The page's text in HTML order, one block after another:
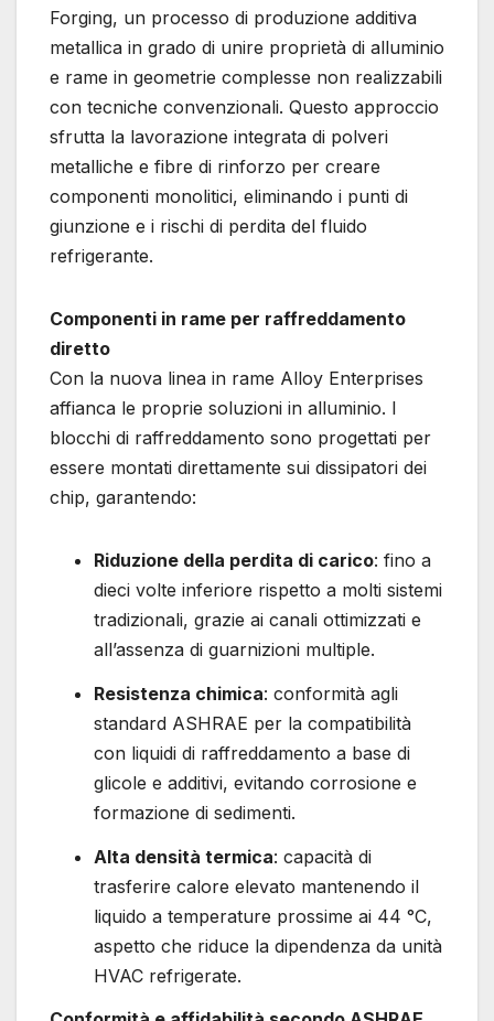
Forging, un processo di produzione additiva
metallica in grado di unire proprietà di alluminio
e rame in geometrie complesse non realizzabili
con tecniche convenzionali. Questo approccio
sfrutta la lavorazione integrata di polveri
metalliche e fibre di rinforzo per creare
componenti monolitici, eliminando i punti di
giunzione e i rischi di perdita del fluido
refrigerante.
Componenti in rame per raffreddamento
diretto
Con la nuova linea in rame Alloy Enterprises
affianca le proprie soluzioni in alluminio. I
blocchi di raffreddamento sono progettati per
essere montati direttamente sui dissipatori dei
chip, garantendo:
Riduzione della perdita di carico: fino a
dieci volte inferiore rispetto a molti sistemi
tradizionali, grazie ai canali ottimizzati e
all’assenza di guarnizioni multiple.
Resistenza chimica: conformità agli
standard ASHRAE per la compatibilità
con liquidi di raffreddamento a base di
glicole e additivi, evitando corrosione e
formazione di sedimenti.
Alta densità termica: capacità di
trasferire calore elevato mantenendo il
liquido a temperature prossime ai 44 °C,
aspetto che riduce la dipendenza da unità
HVAC refrigerate.